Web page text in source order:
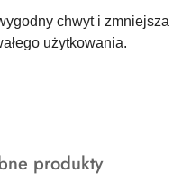
chwyt i zmniejsza
użytkowania.
produkty